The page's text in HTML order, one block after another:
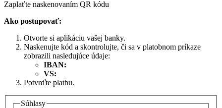
Zaplaťte naskenovaním QR kódu
Ako postupovať:
Otvorte si aplikáciu vašej banky.
Naskenujte kód a skontrolujte, či sa v platobnom príkaze
zobrazili nasledujúce údaje:
IBAN:
VS:
Potvrďte platbu.
Súhlasy